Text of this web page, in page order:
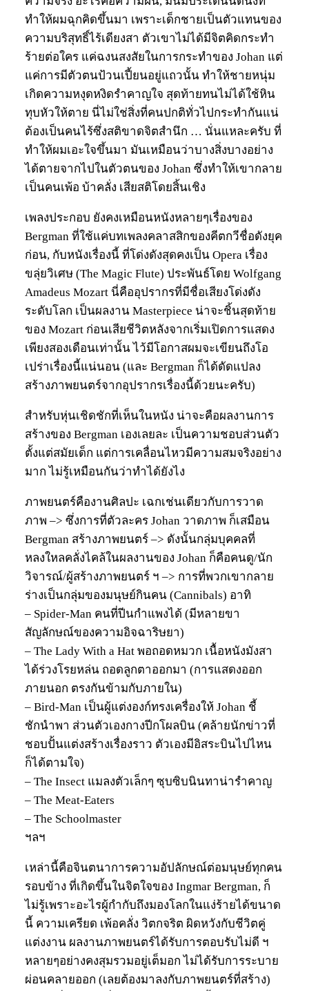
ทำให้ผมฉุกคิดขึ้นมา เพราะเด็กชายเป็นตัวแทนของ
ความบริสุทธิ์ไร้เดียงสา ตัวเขาไม่ได้มีจิตคิดกระทำ
ร้ายต่อใคร แค่ฉงนสงสัยในการกระทำของ Johan แต่
แค่การมีตัวตนป้วนเปี้ยนอยู่แถวนั้น ทำให้ชายหนุ่ม
เกิดความหงุดหงิดรำคาญใจ สุดท้ายทนไม่ได้ใช้หิน
ทุบหัวให้ตาย นี่ไม่ใช่สิ่งที่คนปกติทั่วไปกระทำกันแน่
ต้องเป็นคนไร้ซึ่งสติขาดจิตสำนึก … นั่นแหละครับ ที่
ทำให้ผมเอะใจขึ้นมา มันเหมือนว่าบางสิ่งบางอย่าง
ได้ตายจากไปในตัวตนของ Johan ซึ่งทำให้เขากลาย
เป็นคนเพ้อ บ้าคลั่ง เสียสติโดยสิ้นเชิง
เพลงประกอบ ยังคงเหมือนหนังหลายๆเรื่องของ
Bergman ที่ใช้แค่บทเพลงคลาสสิกของคีตกวีชื่อดังยุค
ก่อน, กับหนังเรื่องนี้ ที่โด่งดังสุดคงเป็น Opera เรื่อง
ขลุ่ยวิเศษ (The Magic Flute) ประพันธ์โดย Wolfgang
Amadeus Mozart นี่คืออุปรากรที่มีชื่อเสียงโด่งดัง
ระดับโลก เป็นผลงาน Masterpiece น่าจะชิ้นสุดท้าย
ของ Mozart ก่อนเสียชีวิตหลังจากเริ่มเปิดการแสดง
เพียงสองเดือนเท่านั้น ไว้มีโอกาสผมจะเขียนถึงโอ
เปร่าเรื่องนี้แน่นอน (และ Bergman ก็ได้ดัดแปลง
สร้างภาพยนตร์จากอุปรากรเรื่องนี้ด้วยนะครับ)
สำหรับหุ่นเชิดชักที่เห็นในหนัง น่าจะคือผลงานการ
สร้างของ Bergman เองเลยละ เป็นความชอบส่วนตัว
ตั้งแต่สมัยเด็ก แต่การเคลื่อนไหวมีความสมจริงอย่าง
มาก ไม่รู้เหมือนกันว่าทำได้ยังไง
ภาพยนตร์คืองานศิลปะ เฉกเช่นเดียวกับการวาด
ภาพ –> ซึ่งการที่ตัวละคร Johan วาดภาพ ก็เสมือน
Bergman สร้างภาพยนตร์ –> ดังนั้นกลุ่มบุคคลที่
หลงใหลคลั่งไคล้ในผลงานของ Johan ก็คือคนดู/นัก
วิจารณ์/ผู้สร้างภาพยนตร์ ฯ –> การที่พวกเขากลาย
ร่างเป็นกลุ่มของมนุษย์กินคน (Cannibals) อาทิ
– Spider-Man คนที่ปีนกำแพงได้ (มีหลายขา
สัญลักษณ์ของความอิจฉาริษยา)
– The Lady With a Hat พอถอดหมวก เนื้อหนังมังสา
ได้ร่วงโรยหล่น ถอดลูกตาออกมา (การแสดงออก
ภายนอก ตรงกันข้ามกับภายใน)
– Bird-Man เป็นผู้แต่งองก์ทรงเครื่องให้ Johan ชี้
ชักนำพา ส่วนตัวเองกางปีกโผลบิน (คล้ายนักข่าวที่
ชอบปั้นแต่งสร้างเรื่องราว ตัวเองมีอิสระบินไปไหน
ก็ได้ตามใจ)
– The Insect แมลงตัวเล็กๆ ซุบซิบนินทาน่ารำคาญ
– The Meat-Eaters
– The Schoolmaster
ฯลฯ
เหล่านี้คือจินตนาการความอัปลักษณ์ต่อมนุษย์ทุกคน
รอบข้าง ที่เกิดขึ้นในจิตใจของ Ingmar Bergman, ก็
ไม่รู้เพราะอะไรผู้กำกับถึงมองโลกในแง่ร้ายได้ขนาด
นี้ ความเครียด เพ้อคลั่ง วิตกจริต ผิดหวังกับชีวิตคู่
แต่งงาน ผลงานภาพยนตร์ได้รับการตอบรับไม่ดี ฯ
หลายๆอย่างคงสุมรวมอยู่เต็มอก ไม่ได้รับการระบาย
ผ่อนคลายออก (เลยต้องมาลงกับภาพยนตร์ที่สร้าง)